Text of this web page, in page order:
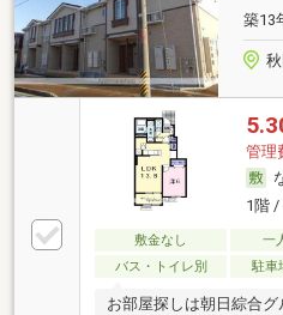
築13
管理
1階 /
敷金なし 一
バス・トイレ別
駐車
お部屋探しは朝日綜合